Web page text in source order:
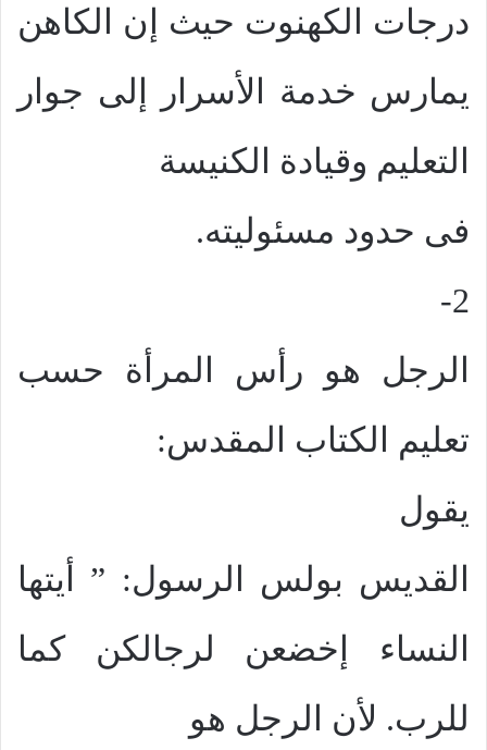
درجات الكهنوت حيث إن الكاهن
يمارس خدمة الأسرار إلى جوار
التعليم وقيادة الكنيسة
فى حدود مسئوليته.
2-
الرجل هو رأس المرأة حسب
تعليم الكتاب المقدس:
يقول
القديس بولس الرسول: ” أيتها
النساء إخضعن لرجالكن كما
للرب. لأن الرجل هو